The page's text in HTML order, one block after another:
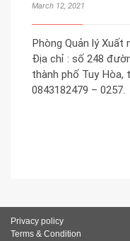
March 12, 2021
Phòng Quản lý Xuất
Địa chỉ : số 248
thành phố Tuy Hòa,
0843182479 – 0257.
Privacy policy
Terms & Condition